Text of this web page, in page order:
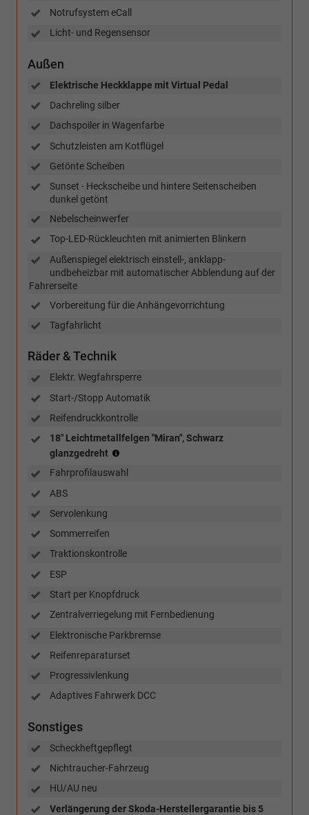
Notrufsystem eCall
Licht- und Regensensor
Außen
Elektrische Heckklappe mit Virtual Pedal
Dachreling silber
Dachspoiler in Wagenfarbe
Schutzleisten am Kotflügel
Getönte Scheiben
Sunset - Heckscheibe und hintere Seitenscheiben
dunkel getönt
Nebelscheinwerfer
Top-LED-Rückleuchten mit animierten Blinkern
Außenspiegel elektrisch einstell-, anklapp-
undbeheizbar mit automatischer Abblendung auf der
Fahrerseite
Vorbereitung für die Anhängevorrichtung
Tagfahrlicht
Räder & Technik
Elektr. Wegfahrsperre
Start-/Stopp Automatik
Reifendruckkontrolle
18" Leichtmetallfelgen "Miran", Schwarz
glanzgedreht
R18
Fahrprofilauswahl
ABS
Servolenkung
Sommerreifen
Traktionskontrolle
ESP
Start per Knopfdruck
Zentralverriegelung mit Fernbedienung
Elektronische Parkbremse
Reifenreparaturset
Progressivlenkung
Adaptives Fahrwerk DCC
Sonstiges
Scheckheftgepflegt
Nichtraucher-Fahrzeug
HU/AU neu
Verlängerung der Skoda-Herstellergarantie bis 5